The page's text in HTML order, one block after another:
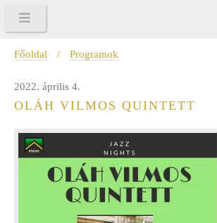
Főoldal / Programok
2022. április 4.
OLÁH VILMOS QUINTETT